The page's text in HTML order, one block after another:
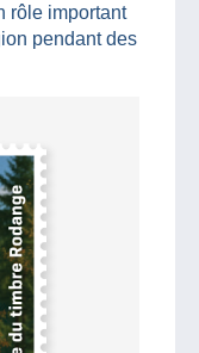
rôle important
pendant des